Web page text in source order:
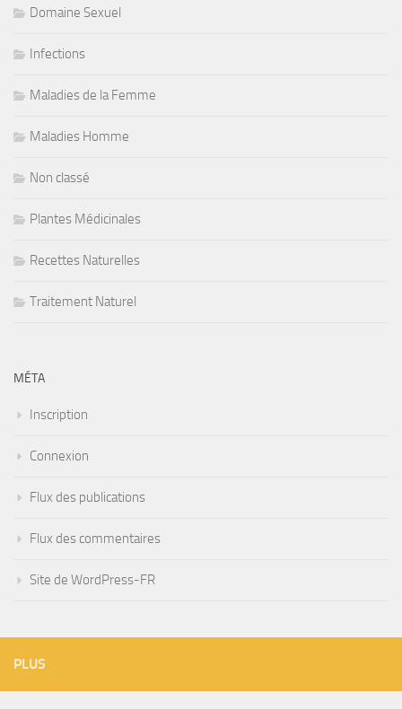
Domaine Sexuel
Infections
Maladies de la Femme
Maladies Homme
Non classé
Plantes Médicinales
Recettes Naturelles
Traitement Naturel
MÉTA
Inscription
Connexion
Flux des publications
Flux des commentaires
Site de WordPress-FR
PLUS